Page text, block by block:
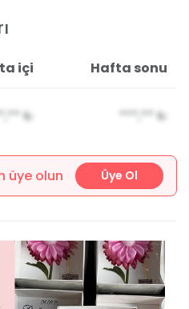
içi Hafta sonu
₺ ***,** ₺
üye olun Üye Ol